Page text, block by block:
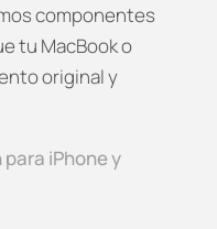
componentes
tu MacBook o
original y
iPhone y